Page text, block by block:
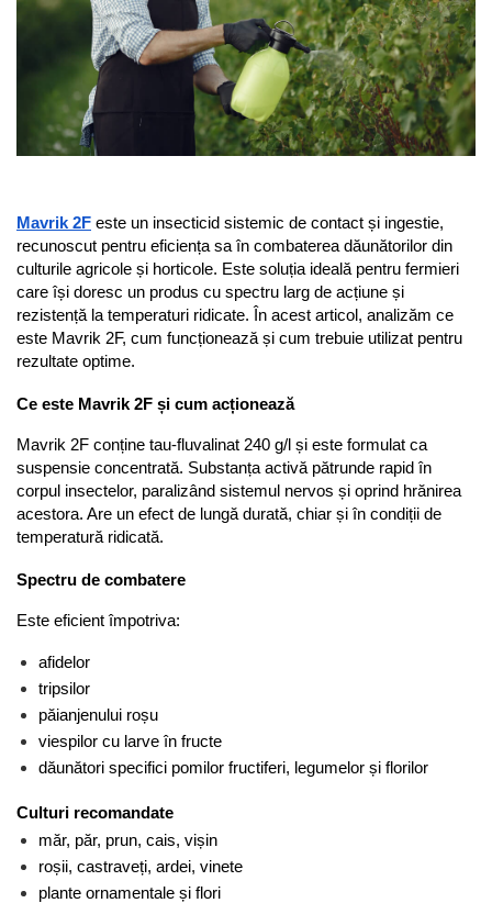
Seminte legume
Plante medicinale
Seminte ardei
Seminte broccoli
Seminte castraveti
Seminte conopida
Seminte de Gulii
Seminte de Leustean
Seminte de Patrunjel
Seminte de praz
Seminte dovleac decorativ
Seminte mazare
Seminte morcovi
Seminte pastarnac
Seminte plante aromatice
Seminte rosii
Seminte salata
Seminte telina
Seminte varza
Seminte Vinete
Seminte zucchini
Seminte Legume Profesionale
Seminte pentru germinare
Seminte trifoi
Motofierastrau / Drujba
Pila motofierastrau / drujba
Plantator
Plasa de umbrire
Plase plante
Pompa de stropit
Raticide
Saci
Spray si intretinere
Vinificatie
Discuri motocoasa
Feronerie si accesorii
Fierastraie manuale
Fire motocoasa
Gresor / Decalimetru
Hranitoare/ Adapatoare
Lama motofierastrau / drujba
Lant motofierastrau / drujba
Lubrifianti
Motocoasa si consumabile /
accesorii
Patent
Rulete masurat
Sape/ Cazmale/ Lopeti
Scule de mana
Set chei combinate
Surubelnite
Suruburi
Truse /set scule
Mavrik 2F este un insecticid sistemic de contact și ingestie,
recunoscut pentru eficiența sa în combaterea dăunătorilor din
culturile agricole și horticole. Este soluția ideală pentru fermieri
care își doresc un produs cu spectru larg de acțiune și
rezistență la temperaturi ridicate. În acest articol, analizăm ce
este Mavrik 2F, cum funcționează și cum trebuie utilizat pentru
rezultate optime.
Ce este Mavrik 2F și cum acționează
Mavrik 2F conține tau-fluvalinat 240 g/l și este formulat ca
suspensie concentrată. Substanța activă pătrunde rapid în
corpul insectelor, paralizând sistemul nervos și oprind hrănirea
acestora. Are un efect de lungă durată, chiar și în condiții de
temperatură ridicată.
Spectru de combatere
Este eficient împotriva:
afidelor
tripsilor
păianjenului roșu
viespilor cu larve în fructe
dăunători specifici pomilor fructiferi, legumelor și florilor
Culturi recomandate
măr, păr, prun, cais, vișin
roșii, castraveți, ardei, vinete
plante ornamentale și flori